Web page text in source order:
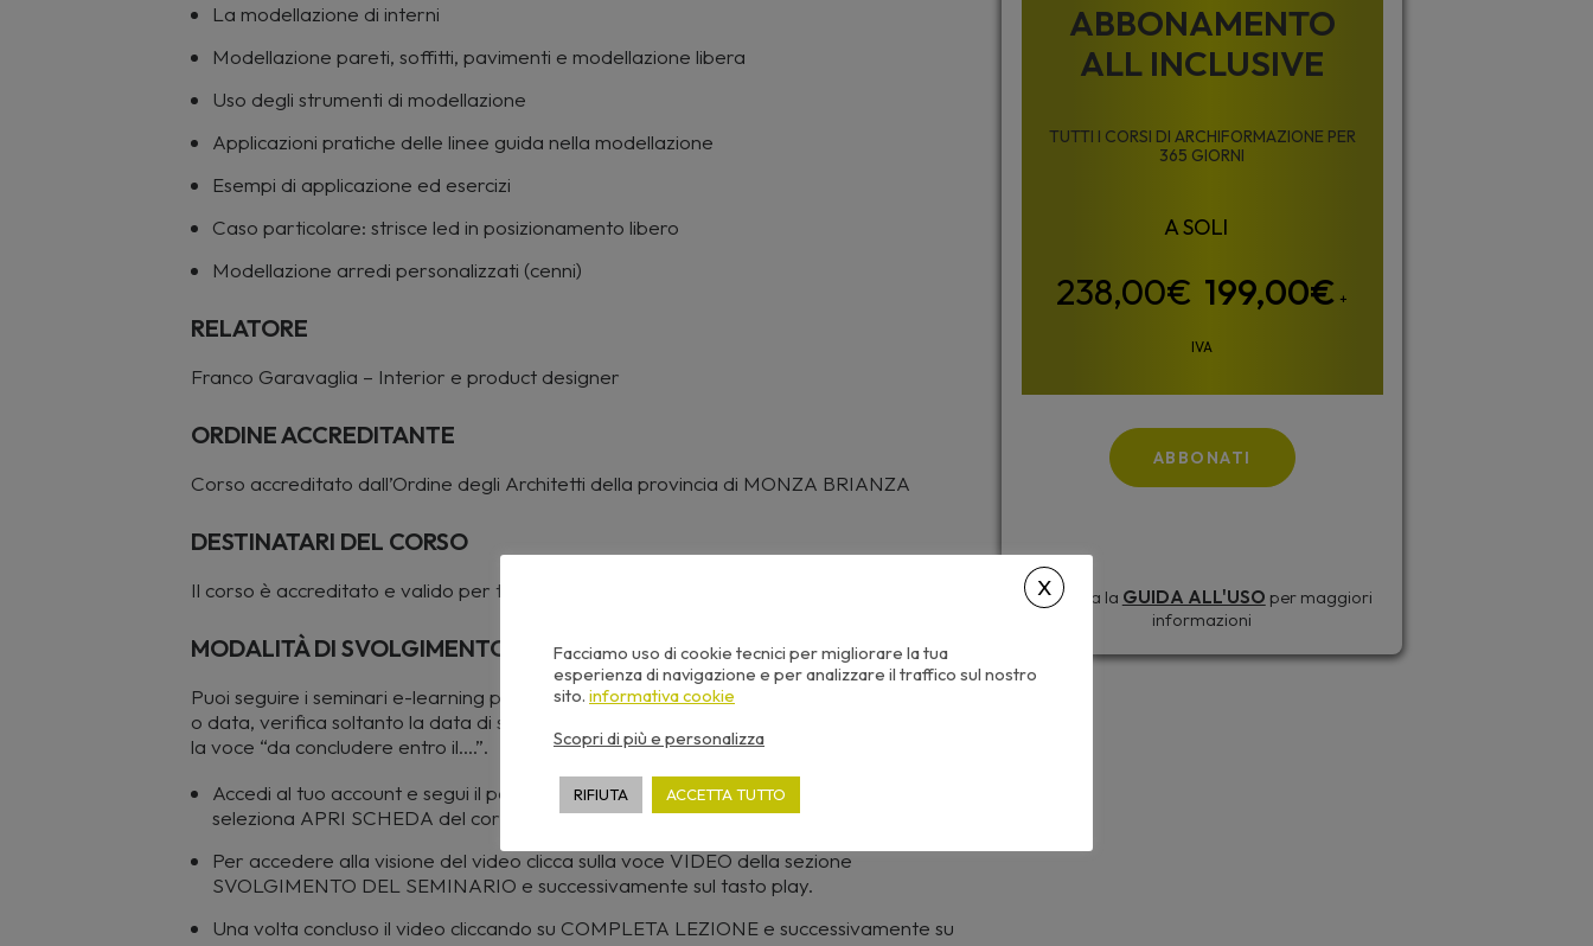
La modellazione di interni
Modellazione pareti, soffitti, pavimenti e modellazione libera
Uso degli strumenti di modellazione
Applicazioni pratiche delle linee guida nella modellazione
Esempi di applicazione ed esercizi
Caso particolare: strisce led in posizionamento libero
Modellazione arredi personalizzati (cenni)
RELATORE
Franco Garavaglia – Interior e product designer
ORDINE ACCREDITANTE
Corso accreditato dall’Ordine degli Architetti della provincia di MONZA BRIANZA
DESTINATARI DEL CORSO
Il corso è accreditato e valido per tutti gli Architetti d’Italia
MODALITÀ DI SVOLGIMENTO
Puoi seguire i seminari e-learning prenotati in qualsiasi momento, senza vincoli di orario
o data, verifica soltanto la data di scadenza, indicata nella scheda del seminario sotto
la voce “da concludere entro il….”.
Accedi al tuo account e segui il percorso: I MIEI E-LEARNING> PRENOTAZIONI e
seleziona APRI SCHEDA del corso prenotato.
Per accedere alla visione del video clicca sulla voce VIDEO della sezione
SVOLGIMENTO DEL SEMINARIO e successivamente sul tasto play.
Una volta concluso il video cliccando su COMPLETA LEZIONE e successivamente su
ABBONAMENTO
ALL INCLUSIVE
TUTTI I CORSI DI ARCHIFORMAZIONE PER
365 GIORNI
199,00€ +
IVA
ABBONATI
Consulta la GUIDA ALL'USO per maggiori
informazioni
Facciamo uso di cookie tecnici per migliorare la tua
esperienza di navigazione e per analizzare il traffico sul nostro
sito. informativa cookie
Scopri di più e personalizza
RIFIUTA ACCETTA TUTTO